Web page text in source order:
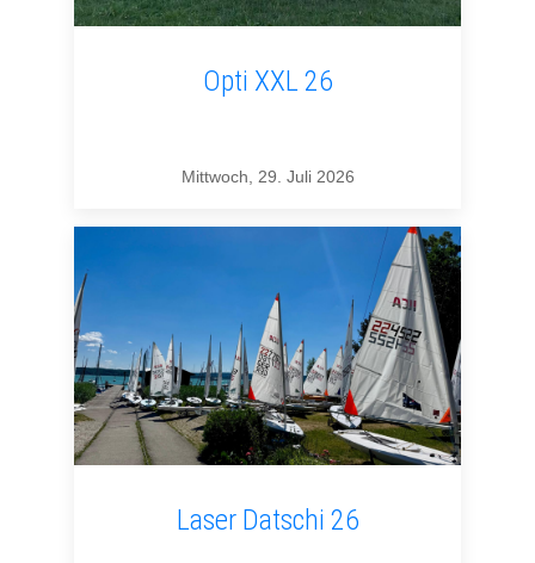
Opti XXL 26
Mittwoch, 29. Juli 2026
Laser Datschi 26